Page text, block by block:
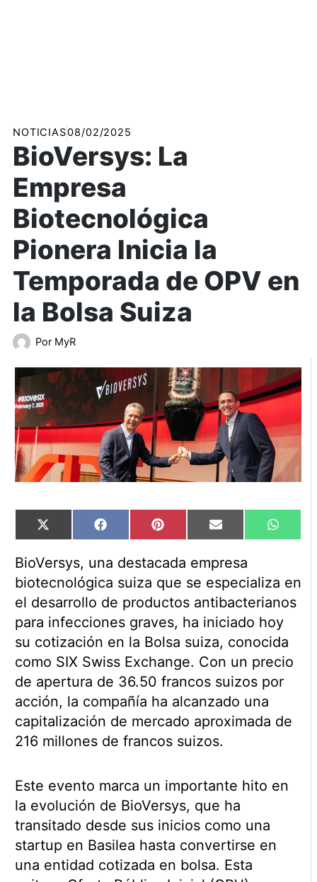
NOTICIAS08/02/2025
BioVersys: La
Empresa
Biotecnológica
Pionera Inicia la
Temporada de OPV en
la Bolsa Suiza
Por MyR
Compartir
en
X
(Twitter)
Compartir
en
Facebook Compartir
en
Pinterest Compartir
en
Email
en
BioVersys, una destacada empresa
biotecnológica suiza que se especializa en
el desarrollo de productos antibacterianos
para infecciones graves, ha iniciado hoy
su cotización en la Bolsa suiza, conocida
como SIX Swiss Exchange. Con un precio
de apertura de 36.50 francos suizos por
acción, la compañía ha alcanzado una
capitalización de mercado aproximada de
216 millones de francos suizos.
Este evento marca un importante hito en
la evolución de BioVersys, que ha
transitado desde sus inicios como una
startup en Basilea hasta convertirse en
una entidad cotizada en bolsa. Esta